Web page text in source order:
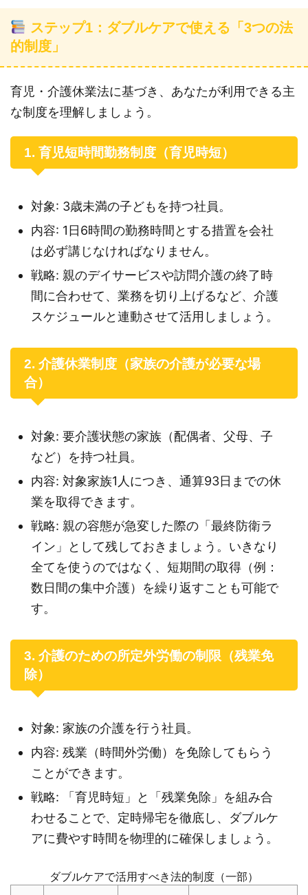
ステップ1：ダブルケアで使える「3つの法
的制度」
育児・介護休業法に基づき、あなたが利用できる主
な制度を理解しましょう。
1. 育児短時間勤務制度（育児時短）
対象: 3歳未満の子どもを持つ社員。
内容: 1日6時間の勤務時間とする措置を会社
は必ず講じなければなりません。
戦略: 親のデイサービスや訪問介護の終了時
間に合わせて、業務を切り上げるなど、介護
スケジュールと連動させて活用しましょう。
2. 介護休業制度（家族の介護が必要な場
合）
対象: 要介護状態の家族（配偶者、父母、子
など）を持つ社員。
内容: 対象家族1人につき、通算93日までの休
業を取得できます。
戦略: 親の容態が急変した際の「最終防衛ラ
イン」として残しておきましょう。いきなり
全てを使うのではなく、短期間の取得（例：
数日間の集中介護）を繰り返すことも可能で
す。
3. 介護のための所定外労働の制限（残業免
除）
対象: 家族の介護を行う社員。
内容: 残業（時間外労働）を免除してもらう
ことができます。
戦略: 「育児時短」と「残業免除」を組み合
わせることで、定時帰宅を徹底し、ダブルケ
アに費やす時間を物理的に確保しましょう。
ダブルケアで活用すべき法的制度（一部）